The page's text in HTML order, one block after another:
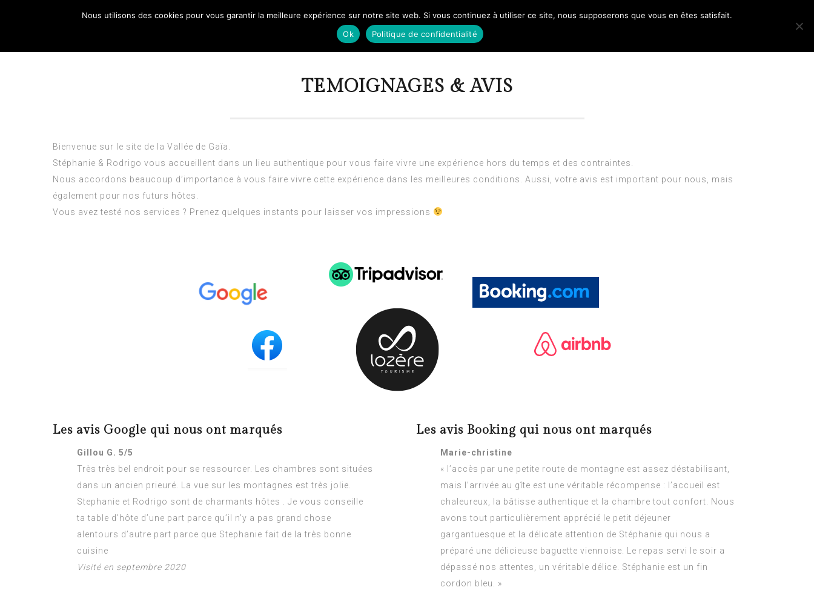
A PROPOS TOURISME PHOTOS CONTACT
TEMOIGNAGES & AVIS
Bienvenue sur le site de la Vallée de Gaïa.
Stéphanie & Rodrigo vous accueillent dans un lieu authentique pour vous faire vivre une expérience hors du temps et des contraintes.
Nous accordons beaucoup d’importance à vous faire vivre cette expérience dans les meilleures conditions. Aussi, votre avis est important pour nous, mais
également pour nos futurs hôtes.
Vous avez testé nos services ? Prenez quelques instants pour laisser vos impressions
Les avis Google qui nous ont marqués
Gillou G. 5/5
Très très bel endroit pour se ressourcer. Les chambres sont situées
dans un ancien prieuré. La vue sur les montagnes est très jolie.
Stephanie et Rodrigo sont de charmants hôtes . Je vous conseille
ta table d’hôte d’une part parce qu’il n’y a pas grand chose
alentours d’autre part parce que Stephanie fait de la très bonne
cuisine
Visité en septembre 2020
Les avis Booking qui nous ont marqués
Marie-christine
« l’accès par une petite route de montagne est assez déstabilisant,
mais l’arrivée au gîte est une véritable récompense : l’accueil est
chaleureux, la bâtisse authentique et la chambre tout confort. Nous
avons tout particulièrement apprécié le petit déjeuner
gargantuesque et la délicate attention de Stéphanie qui nous a
préparé une délicieuse baguette viennoise. Le repas servi le soir a
dépassé nos attentes, un véritable délice. Stéphanie est un fin
cordon bleu. »
Nous utilisons des cookies pour vous garantir la meilleure expérience sur notre site web. Si vous continuez à utiliser ce site, nous supposerons que vous en êtes satisfait.
Ok
Politique de confidentialité